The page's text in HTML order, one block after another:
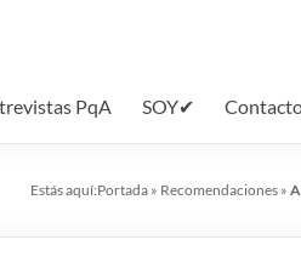
PqA SOY✔
Estás aquí:Portada » Recomendaciones »